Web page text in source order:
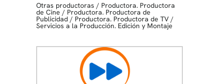
Otras productoras / Productora. Productora
de Cine / Productora. Productora de
Publicidad/ Productora. Productora de TV/
Servicios a la Producción. Edición y Montaje